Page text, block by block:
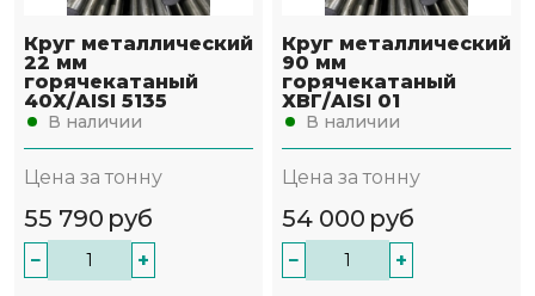
Круг металлический
22 мм
горячекатаный
40Х/AISI 5135
В наличии
Цена за тонну
55 790 руб
− +
Круг металлический
90 мм
горячекатаный
ХВГ/AISI 01
В наличии
Цена за тонну
54 000 руб
− +